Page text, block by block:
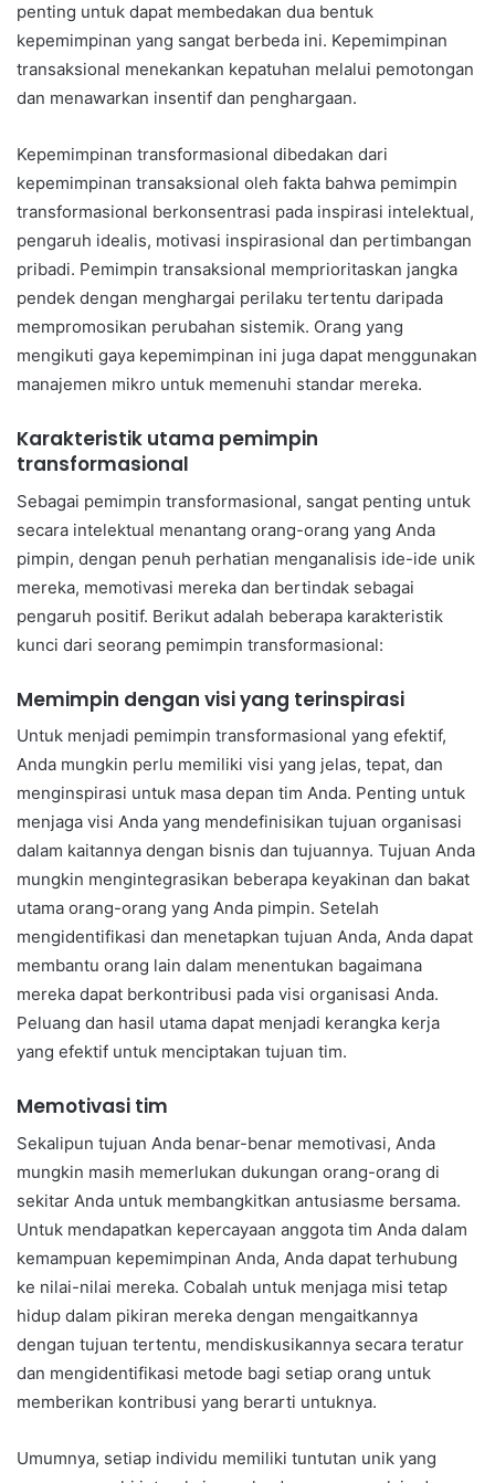
penting untuk dapat membedakan dua bentuk
kepemimpinan yang sangat berbeda ini. Kepemimpinan
transaksional menekankan kepatuhan melalui pemotongan
dan menawarkan insentif dan penghargaan.
Kepemimpinan transformasional dibedakan dari
kepemimpinan transaksional oleh fakta bahwa pemimpin
transformasional berkonsentrasi pada inspirasi intelektual,
pengaruh idealis, motivasi inspirasional dan pertimbangan
pribadi. Pemimpin transaksional memprioritaskan jangka
pendek dengan menghargai perilaku tertentu daripada
mempromosikan perubahan sistemik. Orang yang
mengikuti gaya kepemimpinan ini juga dapat menggunakan
manajemen mikro untuk memenuhi standar mereka.
Karakteristik utama pemimpin
transformasional
Sebagai pemimpin transformasional, sangat penting untuk
secara intelektual menantang orang-orang yang Anda
pimpin, dengan penuh perhatian menganalisis ide-ide unik
mereka, memotivasi mereka dan bertindak sebagai
pengaruh positif. Berikut adalah beberapa karakteristik
kunci dari seorang pemimpin transformasional:
Memimpin dengan visi yang terinspirasi
Untuk menjadi pemimpin transformasional yang efektif,
Anda mungkin perlu memiliki visi yang jelas, tepat, dan
menginspirasi untuk masa depan tim Anda. Penting untuk
menjaga visi Anda yang mendefinisikan tujuan organisasi
dalam kaitannya dengan bisnis dan tujuannya. Tujuan Anda
mungkin mengintegrasikan beberapa keyakinan dan bakat
utama orang-orang yang Anda pimpin. Setelah
mengidentifikasi dan menetapkan tujuan Anda, Anda dapat
membantu orang lain dalam menentukan bagaimana
mereka dapat berkontribusi pada visi organisasi Anda.
Peluang dan hasil utama dapat menjadi kerangka kerja
yang efektif untuk menciptakan tujuan tim.
Memotivasi tim
Sekalipun tujuan Anda benar-benar memotivasi, Anda
mungkin masih memerlukan dukungan orang-orang di
sekitar Anda untuk membangkitkan antusiasme bersama.
Untuk mendapatkan kepercayaan anggota tim Anda dalam
kemampuan kepemimpinan Anda, Anda dapat terhubung
ke nilai-nilai mereka. Cobalah untuk menjaga misi tetap
hidup dalam pikiran mereka dengan mengaitkannya
dengan tujuan tertentu, mendiskusikannya secara teratur
dan mengidentifikasi metode bagi setiap orang untuk
memberikan kontribusi yang berarti untuknya.
Umumnya, setiap individu memiliki tuntutan unik yang